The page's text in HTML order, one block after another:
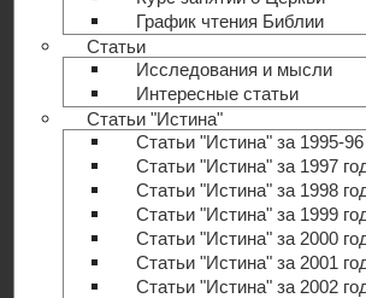
График чтения Библии
Статьи
Исследования и мысли
Интересные статьи
Статьи "Истина"
Статьи "Истина" за 1995-
Статьи "Истина" за 1997
Статьи "Истина" за 1998
Статьи "Истина" за 1999
Статьи "Истина" за 2000
Статьи "Истина" за 2001
Статьи "Истина" за 2002